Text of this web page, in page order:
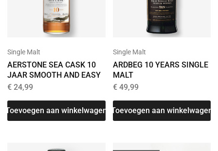
Single Malt
AERSTONE SEA CASK 10
JAAR SMOOTH AND EASY
€ 24,99
Toevoegen aan winkelwagen
Single Malt
ARDBEG 10 YEARS SINGLE
MALT
€49,99
Toevoegen aan winkelwagen